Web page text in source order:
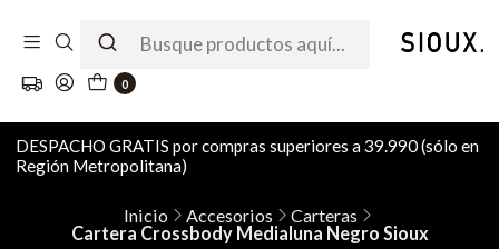
0
DESPACHO GRATIS por compras superiores a 39.990 (sólo en
Región Metropolitana)
Inicio Accesorios
Carteras
Cartera Crossbody Medialuna Negro Sioux